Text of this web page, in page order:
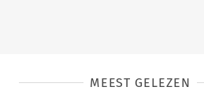
MEEST GELEZEN